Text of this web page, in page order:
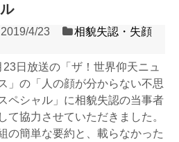
2019/4/23
相貌失認・失顔
23日放送の「ザ！世界仰天ニュ
」の「人の顔が分からない不思
ペシャル」に相貌失認の当事者
て協力させていただきました。
の簡単な要約と、載らなかった